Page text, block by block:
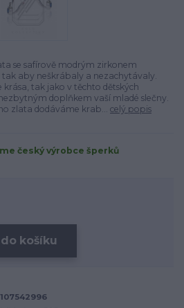
se safírově modrým zirkonem
aby neškrábaly a nezachytávaly.
krása, tak jako v těchto dětských
doplňkem vaší mladé slečny.
zlata dodáváme krab... celý popis
český výrobce šperků
košíku
107542996